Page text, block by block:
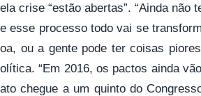
crise “estão abertas”. “Ainda
esse processo todo vai se
ou a gente pode ter coisas
“Em 2016, os pactos ainda
chegue a um quinto do